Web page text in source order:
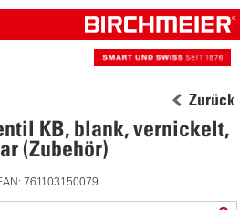
Zurück
KB, blank, vernickelt,
(Zubehör)
761103150079